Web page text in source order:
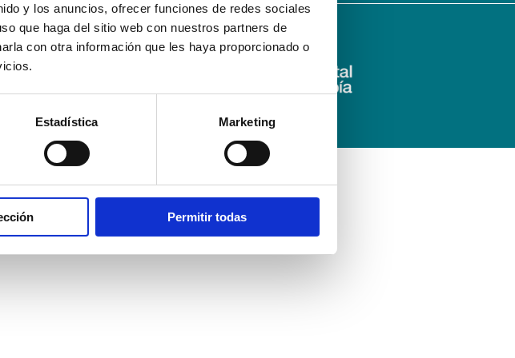
y los anuncios, ofrecer funciones de redes sociales
que haga del sitio web con nuestros partners de
con otra información que les haya proporcionado o
Estadística Marketing
Permitir todas